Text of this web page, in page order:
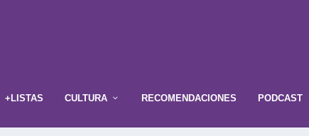
+LISTAS CULTURA RECOMENDACIONES PODCAST